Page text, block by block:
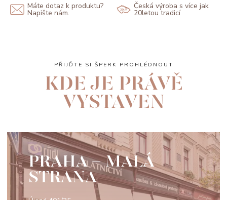
Máte dotaz k produktu?
Napište nám.
Česká výroba s více jak
20letou tradicí
PŘIJĎTE SI ŠPERK PROHLÉDNOUT
KDE JE PRÁVĚ
VYSTAVEN
PRAHA - MALÁ
STRANA